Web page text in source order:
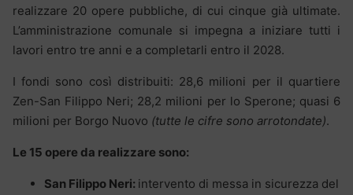
realizzare 20 opere pubbliche, di cui cinque già ultimate.
L’amministrazione comunale si impegna a iniziare tutti i
lavori entro tre anni e a completarli entro il 2028.
I fondi sono così distribuiti: 28,6 milioni per il quartiere
Zen-San Filippo Neri; 28,2 milioni per lo Sperone; quasi 6
milioni per Borgo Nuovo (tutte le cifre sono arrotondate).
Le 15 opere da realizzare sono:
San Filippo Neri: intervento di messa in sicurezza del